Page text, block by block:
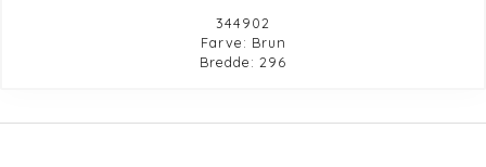
344902
Farve: Brun
Bredde: 296